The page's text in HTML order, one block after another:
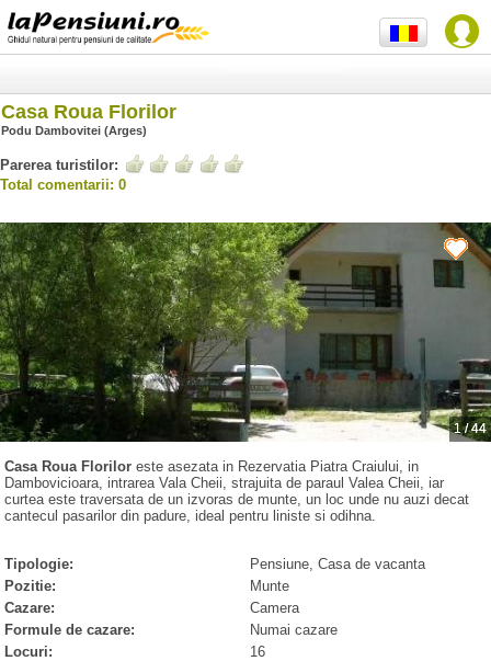
Casa Roua Florilor
Podu Dambovitei (Arges)
Parerea turistilor:
Total comentarii: 0
1/44
Casa Roua Florilor este asezata in Rezervatia Piatra Craiului, in
Dambovicioara, intrarea Vala Cheii, strajuita de paraul Valea Cheii, iar
curtea este traversata de un izvoras de munte, un loc unde nu auzi decat
cantecul pasarilor din padure, ideal pentru liniste si odihna.
Tipologie:
Pensiune, Casa de vacanta
Pozitie:
Munte
Cazare:
Camera
Formule de cazare:
Numai cazare
Locuri:
16